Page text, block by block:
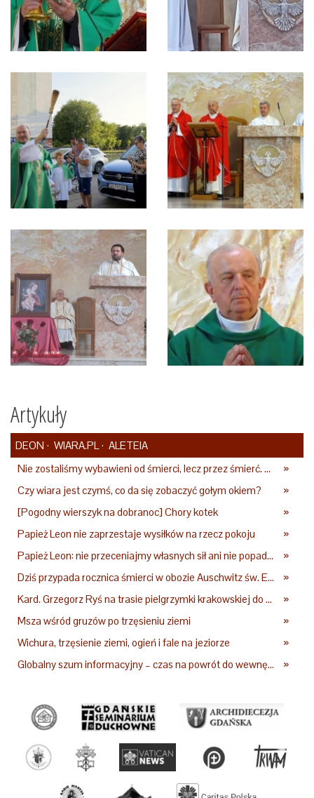
Artykuły
DEON WIARA.PL
ALETEIA
»
Nie zostaliśmy wybawieni od śmierci, lecz przez śmierć. To jedna z największych tajemnic chrześcijaństwa
»
Czy wiara jest czymś, co da się zobaczyć gołym okiem?
»
[Pogodny wierszyk na dobranoc] Chory kotek
»
Papież Leon nie zaprzestaje wysiłków na rzecz pokoju
»
Papież Leon: nie przeceniajmy własnych sił ani nie popadajmy w rozpacz
»
Dziś przypada rocznica śmierci w obozie Auschwitz św. Edyty Stein – co o niej mówił Jan Paweł II?
»
Kard. Grzegorz Ryś na trasie pielgrzymki krakowskiej do Częstochowy
»
Msza wśród gruzów po trzęsieniu ziemi
»
Wichura, trzęsienie ziemi, ogień i fale na jeziorze
»
Globalny szum informacyjny – czas na powrót do wewnętrznej prawdy